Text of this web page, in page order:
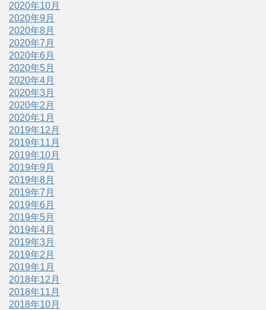
2020年10月
2020年9月
2020年8月
2020年7月
2020年6月
2020年5月
2020年4月
2020年3月
2020年2月
2020年1月
2019年12月
2019年11月
2019年10月
2019年9月
2019年8月
2019年7月
2019年6月
2019年5月
2019年4月
2019年3月
2019年2月
2019年1月
2018年12月
2018年11月
2018年10月